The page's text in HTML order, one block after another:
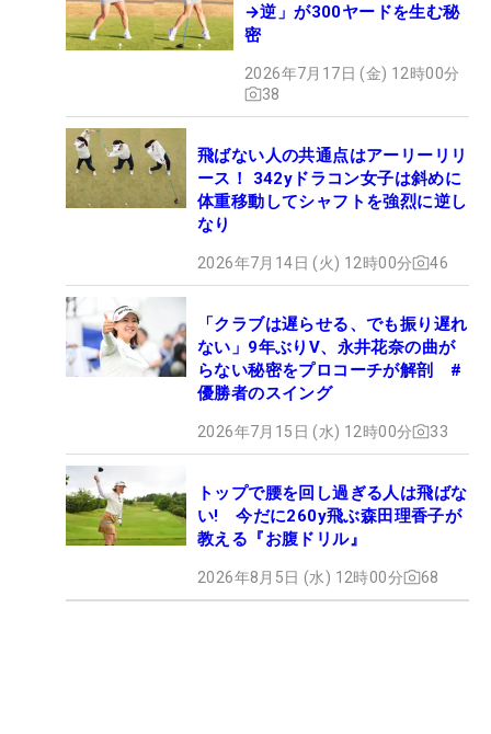
→逆」が300ヤードを生む秘
密
2026年7月17日 (金) 12時00分
38
飛ばない人の共通点はアーリーリリ
ース！ 342yドラコン女子は斜めに
体重移動してシャフトを強烈に逆し
なり
2026年7月14日 (火) 12時00分 46
「クラブは遅らせる、でも振り遅れ
ない」9年ぶりV、永井花奈の曲が
らない秘密をプロコーチが解剖 #
優勝者のスイング
2026年7月15日 (水) 12時00分 33
トップで腰を回し過ぎる人は飛ばな
い! 今だに260y飛ぶ森田理香子が
教える『お腹ドリル』
2026年8月5日 (水) 12時00分 68